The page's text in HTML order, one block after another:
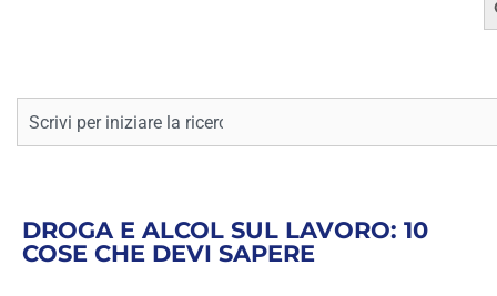
Cerca
DROGA E ALCOL SUL LAVORO: 10
COSE CHE DEVI SAPERE